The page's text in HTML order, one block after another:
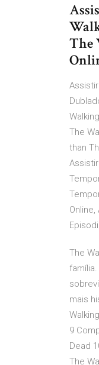
The
The
than
The
mais
9
Dead
The